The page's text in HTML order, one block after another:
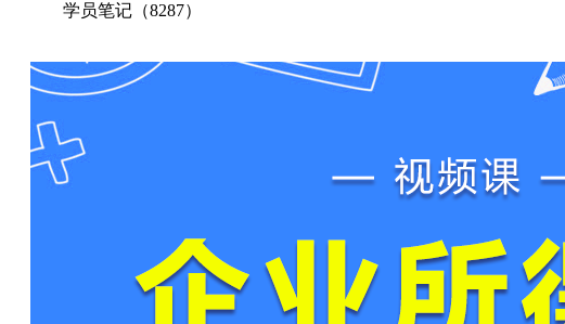
181****2395 刚刚购买了该课程
144****3564 刚刚购买了该课程
132****3702 刚刚购买了该课程
197****6019 刚刚购买了该课程
160****4617 刚刚购买了该课程
学员笔记（8287）